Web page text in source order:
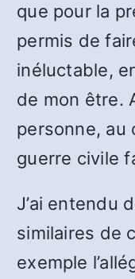
que pour la
permis de
inéluctable,
de mon être.
personne, au
guerre civile
J’ai entendu
similaires de
exemple